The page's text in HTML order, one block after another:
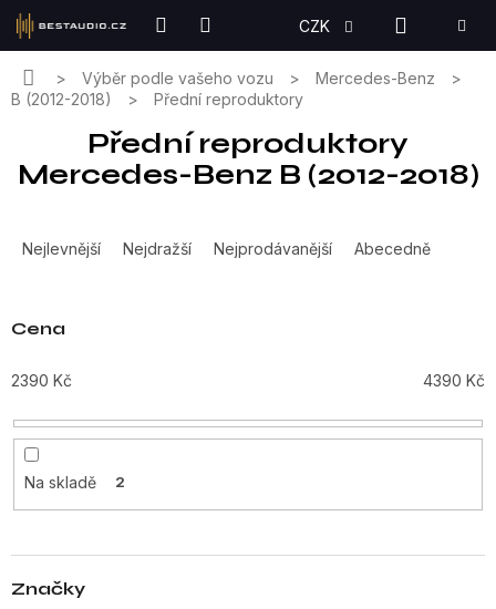
Přejít
obsah
CZK
KOŠÍK
DomůVýběr podle vašeho vozu
Mercedes-Benz
B (2012-2018)
Přední reproduktory
Přední reproduktory
Mercedes-Benz B (2012-2018)
a
n
í
r
o
d
u
t
Nejlevnější Nejdražší Nejprodávanější Abecedně
Cena
2390 Kč 4390 Kč
Na skladě 2
Značky